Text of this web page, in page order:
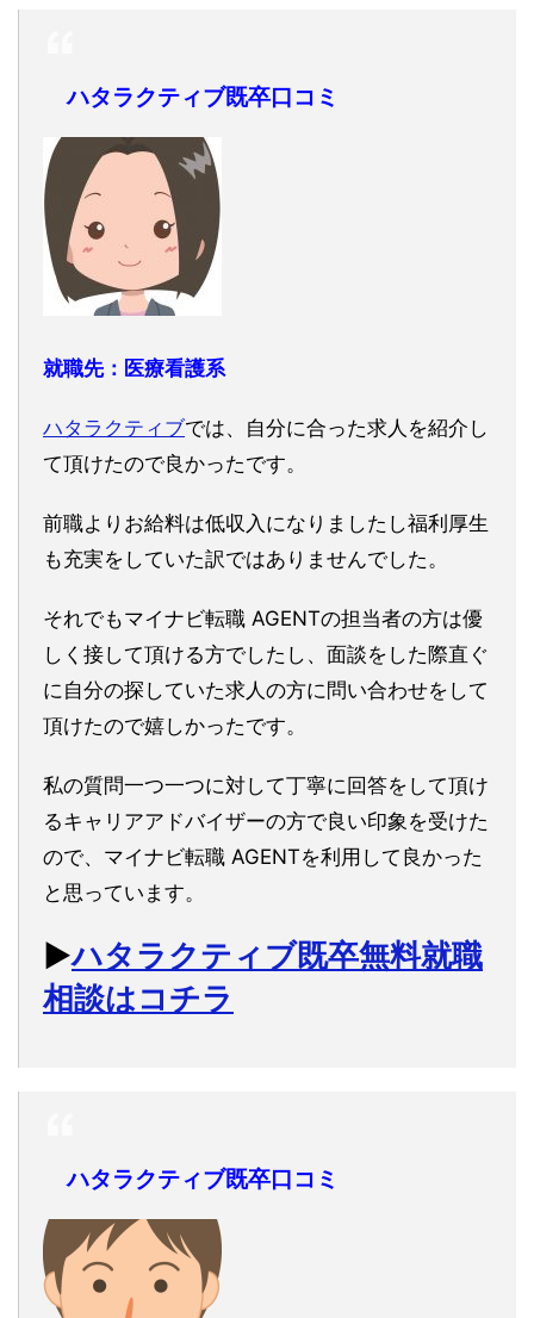
ハタラクティブ既卒口コミ
就職先：医療看護系
ハタラクティブでは、自分に合った求人を紹介し
て頂けたので良かったです。
前職よりお給料は低収入になりましたし福利厚生
も充実をしていた訳ではありませんでした。
それでもマイナビ転職 AGENTの担当者の方は優
しく接して頂ける方でしたし、面談をした際直ぐ
に自分の探していた求人の方に問い合わせをして
頂けたので嬉しかったです。
私の質問一つ一つに対して丁寧に回答をして頂け
るキャリアアドバイザーの方で良い印象を受けた
ので、マイナビ転職 AGENTを利用して良かった
と思っています。
▶︎ハタラクティブ既卒無料就職
相談はコチラ
ハタラクティブ既卒口コミ